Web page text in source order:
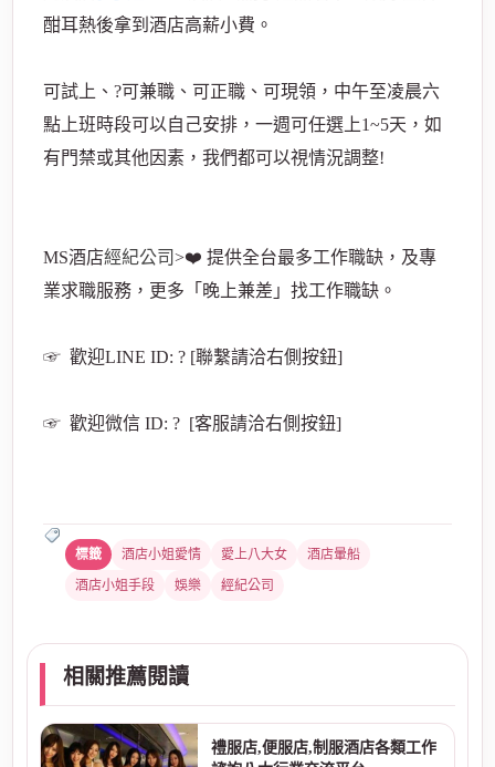
酣耳熱後拿到酒店高薪小費。
可試上、?可兼職、可正職、可現領，中午至凌晨六
點上班時段可以自己安排，一週可任選上1~5天，如
有門禁或其他因素，我們都可以視情況調整!
MS酒店經紀公司>❤️ 提供全台最多工作職缺，及專
業求職服務，更多「晚上兼差」找工作職缺。
☞ 歡迎LINE ID: ? [聯繫請洽右側按鈕]
☞ 歡迎微信 ID: ? [客服請洽右側按鈕]
酒店小姐愛情 愛上八大女
酒店暈船
酒店小姐手段
娛樂 經紀公司
相關推薦閱讀
禮服店,便服店,制服酒店各類工作